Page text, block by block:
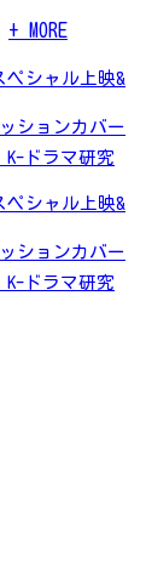
+ MORE
ペシャル上映&
ションカバー
K-ドラマ研究
ペシャル上映&
ションカバー
K-ドラマ研究